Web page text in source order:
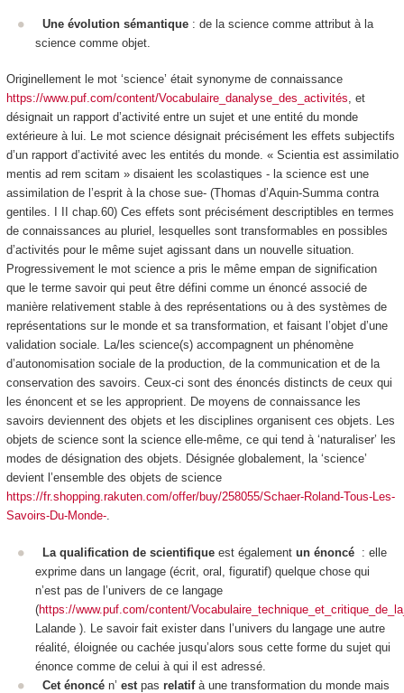
Une évolution sémantique : de la science comme attribut à la
science comme objet
Originellement le mot ‘science’ était synonyme de connaissance
https://www.puf.com/content/Vocabulaire_danalyse_des_activités, et
désignait un rapport d’activité entre un sujet et une entité du monde
extérieure à lui. Le mot science désignait précisément les effets subjectifs
d’un rapport d’activité avec les entités du monde. « Scientia est assimilatio
mentis ad rem scitam » disaient les scolastiques - la science est une
assimilation de l’esprit à la chose sue- (Thomas d’Aquin-Summa contra
gentiles. I II chap.60) Ces effets sont précisément descriptibles en termes
de connaissances au pluriel, lesquelles sont transformables en possibles
d’activités pour le même sujet agissant dans un nouvelle situation.
Progressivement le mot science a pris le même empan de signification
que le terme savoirqui peut être défini comme un énoncéassocié de
manière relativement stable à des représentations ou à des systèmes de
représentations sur le monde et sa transformation, et faisant l’objet d’une
validation sociale. La/les science(s) accompagnent un phénomène
d’autonomisation socialede la production, de la communication et de la
conservation des savoirs. Ceux-ci sont des énoncés distincts de ceux qui
les énoncent et se les approprient. De moyens de connaissance les
savoirs deviennent des objets et les disciplines organisent ces objets. Les
objets de science sont la science elle-même, ce qui tend à ‘naturaliser’ les
modes de désignation des objets. Désignée globalement, la ‘science’
devient l’ensemble des objets de science
https://fr.shopping.rakuten.com/offer/buy/258055/Schaer-Roland-Tous-Les-
Savoirs-Du-Monde-.
La qualification de scientifique est également un énoncé : elle
exprime dans un langage (écrit, oral, figuratif) quelque chose qui
n’est pas de l’univers de ce langage
(https://www.puf.com/content/
Lalande ). Le savoir fait exister dans l’univers du langage une autre
réalité, éloignée ou cachée jusqu’alors sous cette forme du sujet qui
énonce comme de celui à qui il est adressé.
Cet énoncé n’ est pas relatif à une transformation du monde mais